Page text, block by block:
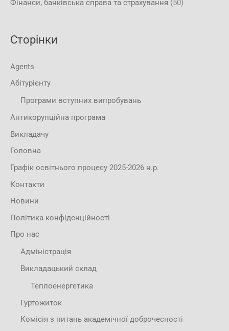
Фінанси, банківська справа та страхування (50)
Сторінки
Agents
Абітурієнту
Програми вступних випробувань
Антикорупційна програма
Викладачу
Головна
Графік освітнього процесу 2025-2026 н.р.
Контакти
Новини
Політика конфіденційності
Про нас
Адміністрація
Викладацький склад
Теплоенергетика
Гуртожиток
Комісія з питань академічної доброчесності